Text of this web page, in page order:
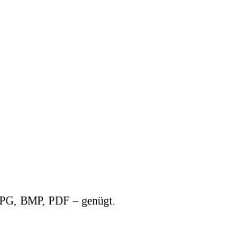
BMP, PDF – genügt.